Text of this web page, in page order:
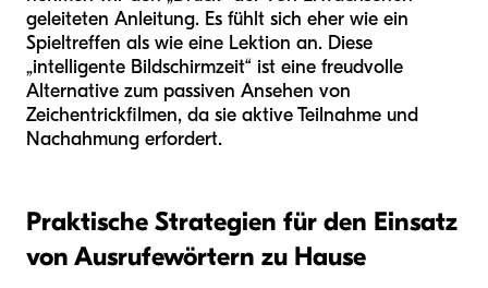
geleiteten Anleitung. Es fühlt sich eher wie ein
Spieltreffen als wie eine Lektion an. Diese
„intelligente Bildschirmzeit“ ist eine freudvolle
Alternative zum passiven Ansehen von
Zeichentrickfilmen, da sie aktive Teilnahme und
Nachahmung erfordert.
Praktische Strategien für den Einsatz
von Ausrufewörtern zu Hause